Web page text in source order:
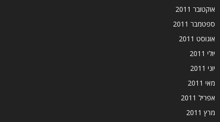
אוקטובר 2011
ספטמבר 2011
אוגוסט 2011
יולי 2011
יוני 2011
מאי 2011
אפריל 2011
מרץ 2011